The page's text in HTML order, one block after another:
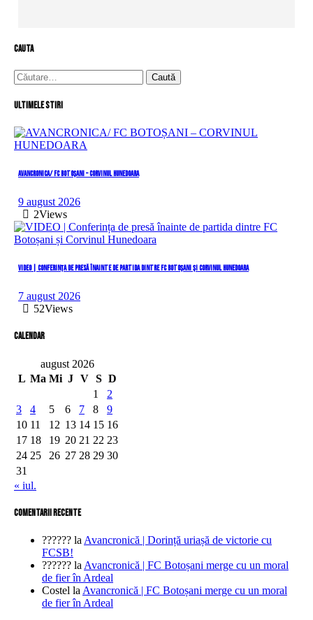
cauta
Caută
după:
Ultimele stiri
AVANCRONICA/ FC BOTOȘANI – CORVINUL HUNEDOARA
9 august 2026
2Views
VIDEO | Conferința de presă înainte de partida dintre FC Botoșani și Corvinul Hunedoara
7 august 2026
52Views
Calendar
august 2026
L Ma Mi J V S D
1
2
3
4 5 6 7 8
9
10 11 12 13 14 15 16
17 18 19 20 21 22 23
24 25 26 27 28 29 30
31
« iul.
comentarii recente
?????? la Avancronică | Dorință uriașă de victorie cu
FCSB!
?????? la Avancronică | FC Botoșani merge cu un moral
de fier în Ardeal
Costel la Avancronică | FC Botoșani merge cu un moral
de fier în Ardeal